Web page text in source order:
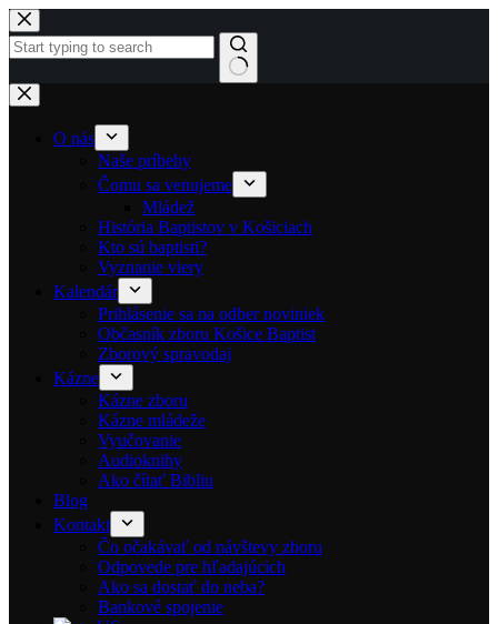
Skip to content
No results
O nás
Naše príbehy
Čomu sa venujeme
Mládež
História Baptistov v Košiciach
Kto sú baptisti?
Vyznanie viery
Kalendár
Prihlásenie sa na odber noviniek
Občasník zboru Košice Baptist
Zborový spravodaj
Kázne
Kázne zboru
Kázne mládeže
Vyučovanie
Audioknihy
Ako čítať Bibliu
Blog
Kontakt
Čo očakávať od návštevy zboru
Odpovede pre hľadajúcich
Ako sa dostať do neba?
Bankové spojenie